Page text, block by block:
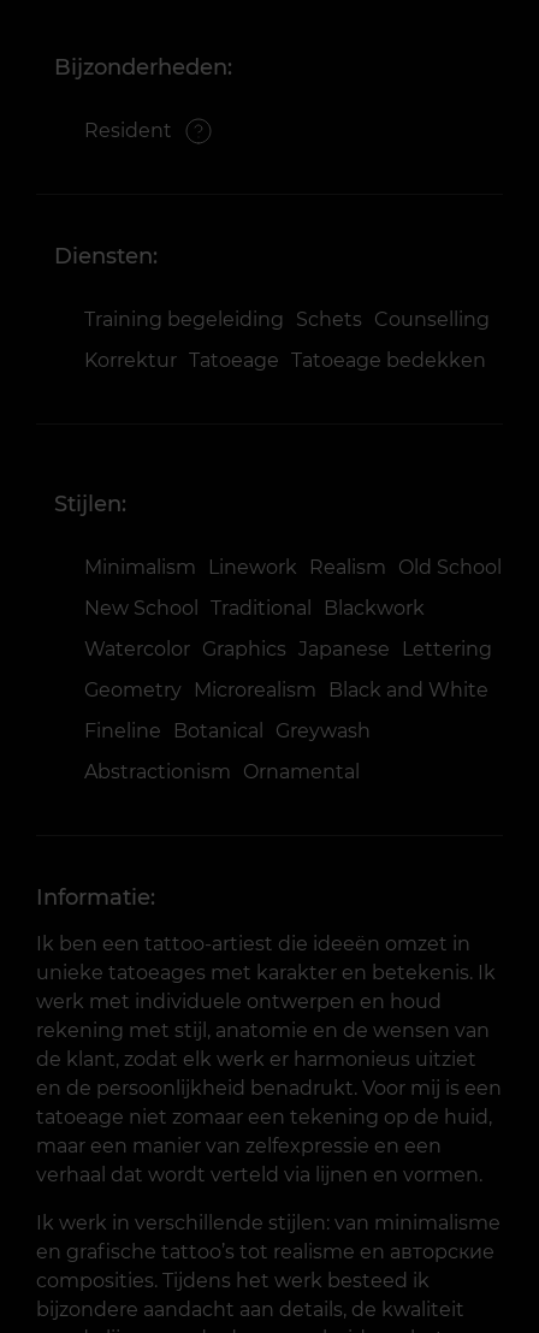
Bijzonderheden:
Resident
Diensten:
Training begeleiding Schets
Counselling
Korrektur Tatoeage Tatoeage bedekken
Stijlen:
Minimalism Linework Realism
Old School
New School
Traditional
Blackwork
Watercolor Graphics Japanese
Lettering
Geometry
Microrealism
Black and White
Fineline
Botanical
Greywash
Abstractionism
Ornamental
Informatie:
Ik ben een tattoo-artiest die ideeën omzet in
unieke tatoeages met karakter en betekenis. Ik
werk met individuele ontwerpen en houd
rekening met stijl, anatomie en de wensen van
de klant, zodat elk werk er harmonieus uitziet
en de persoonlijkheid benadrukt. Voor mij is een
tatoeage niet zomaar een tekening op de huid,
maar een manier van zelfexpressie en een
verhaal dat wordt verteld via lijnen en vormen.
Ik werk in verschillende stijlen: van minimalisme
en grafische tattoo’s tot realisme en авторские
composities. Tijdens het werk besteed ik
bijzondere aandacht aan details, de kwaliteit